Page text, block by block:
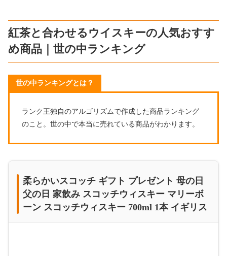
紅茶と合わせるウイスキーの人気おすす
め商品｜世の中ランキング
世の中ランキングとは？
ランク王独自のアルゴリズムで作成した商品ランキング
のこと。世の中で本当に売れている商品がわかります。
柔らかいスコッチ ギフト プレゼント 母の日
父の日 家飲み スコッチウィスキー マリーボ
ーン スコッチウィスキー 700ml 1本 イギリス